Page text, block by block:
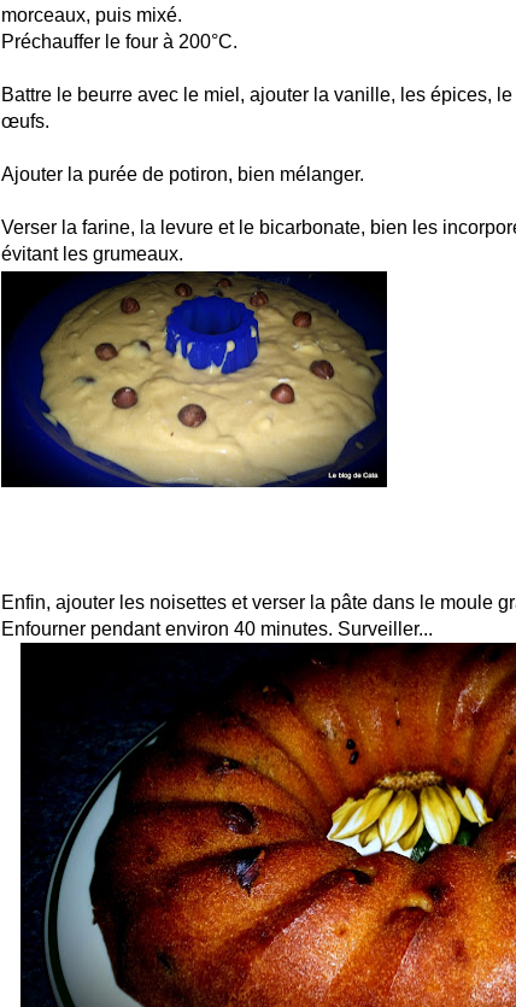
morceaux, puis mixé.
Préchauffer le four à 200°C.
Battre le beurre avec le miel, ajouter la vanille, les épices,
œufs.
Ajouter la purée de potiron, bien mélanger.
Verser la farine, la levure et le bicarbonate, bien les
évitant les grumeaux.
Enfin, ajouter les noisettes et verser la pâte dans le moule
Enfourner pendant environ 40 minutes. Surveiller...